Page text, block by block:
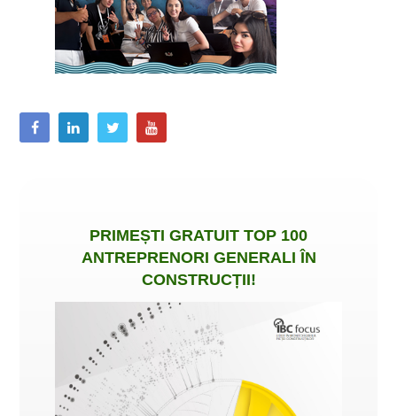
PRIMEȘTI GRATUIT TOP 100
ANTREPRENORI GENERALI ÎN
CONSTRUCȚII!